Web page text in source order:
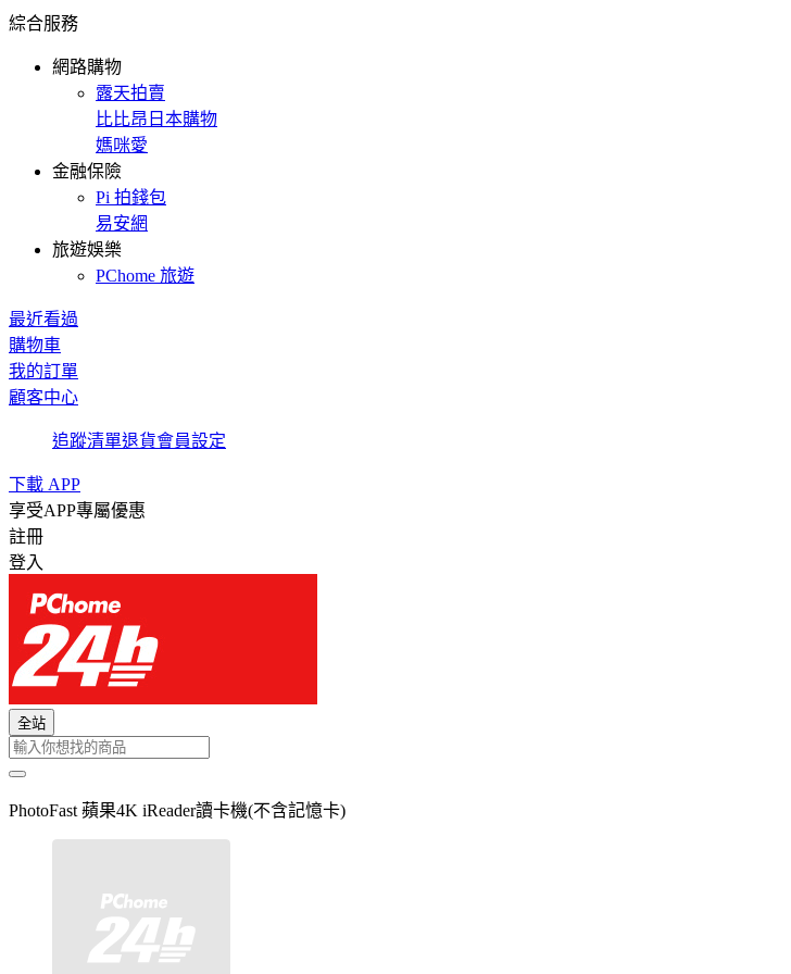
綜合服務
網路購物
露天拍賣
比比昂日本購物
媽咪愛
金融保險
Pi 拍錢包
易安網
旅遊娛樂
PChome 旅遊
最近看過
購物車
我的訂單
顧客中心
追蹤清單退貨會員設定
下載 APP
享受APP專屬優惠
註冊
登入
全站
PhotoFast 蘋果4K iReader讀卡機(不含記憶卡)